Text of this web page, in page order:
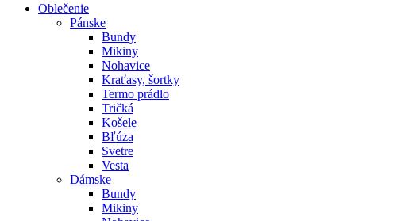
Oblečenie
Pánske
Bundy
Mikiny
Nohavice
Kraťasy, šortky
Termo prádlo
Tričká
Košele
Bľúza
Svetre
Vesta
Dámske
Bundy
Mikiny